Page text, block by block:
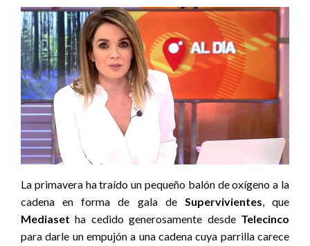
La primavera ha traído un pequeño balón de oxígeno a la
cadena en forma de gala deSupervivientes, que
Mediaset ha cedido generosamente desde Telecinco
para darle un empujón a una cadena cuya parrilla carece